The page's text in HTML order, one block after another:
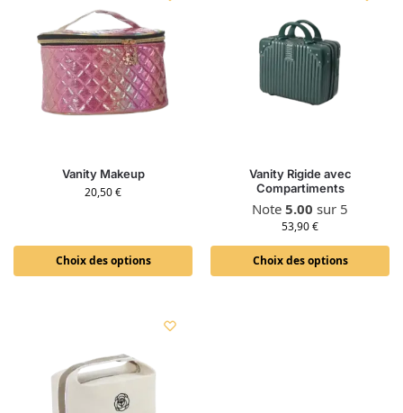
Vanity Makeup
20,50€
Choix des options
Vanity Rigide avec
Compartiments
Note 5.00 sur 5
53,90€
Choix des options